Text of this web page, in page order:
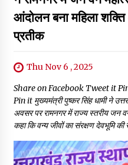
आंदोलन बना महिला
प्रतीक
Thu Nov 6 , 2025
Share on Facebook Tweet it
Pin it मुख्यमंत्री पुष्कर सिंह धामी ने
अवसर पर रामनगर में राज्य स्तरीय जन
कहा कि वन्य जीवों का संरक्षण देवभूमि